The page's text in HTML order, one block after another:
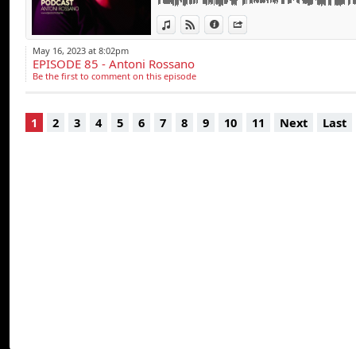
Chaque mois, il
platines du bar
Nataly K, Solto,
View in iTunes
View on Djpod
Information
-------------------------------------
MUSICOLORS GROOVY RADIO
MY HOUSE by ROSSANO
May 16, 2023 at 8:02pm
EPISODE 85 - Antoni Rossano
Be the first to comment on this episode
1 2 3 4 5 6 7 8 9 10 11 Next Last